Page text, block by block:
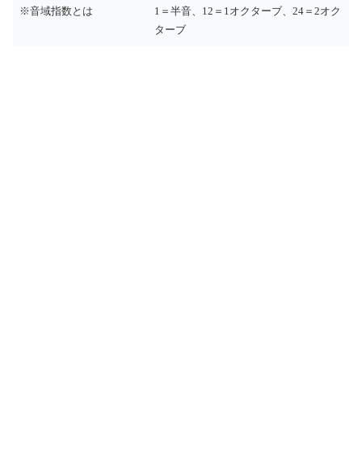
※音域指数とは
1＝半音、12＝1オクターブ、24＝2オク
ターブ